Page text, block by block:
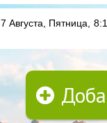
7 Августа, Пятница